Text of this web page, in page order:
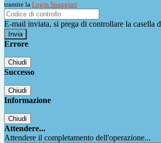
tramite la Login Spaggiari
E-mail inviata, si prega di controllare la casella
Errore
Chiudi
Successo
Chiudi
Informazione
Chiudi
Attendere...
Attendere il completamento dell'operazione...